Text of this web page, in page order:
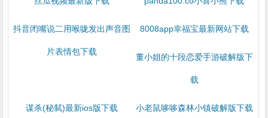
抖音闭嘴说二用喉咙发出声音图
片表情包下载
8008app幸福宝最新网站下载
董小姐的十段恋爱手游破解版下
载
谋杀(秘弑)最新ios版下载 小老鼠哆哆森林小镇破解版下载